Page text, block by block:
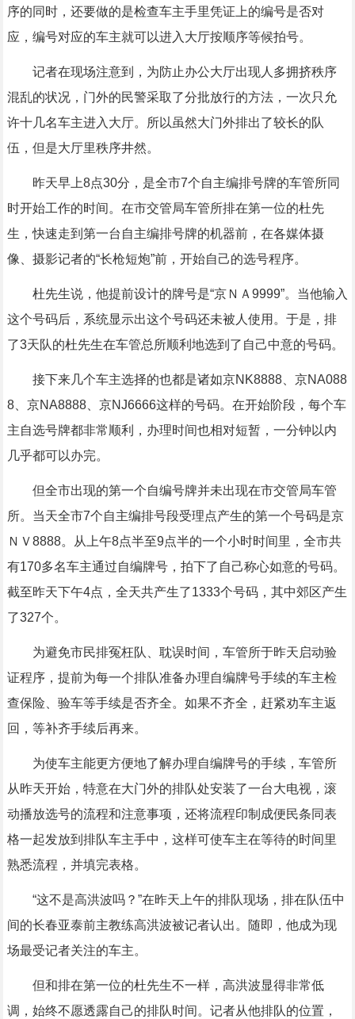
序的同时，还要做的是检查车主手里凭证上的编号是否对
应，编号对应的车主就可以进入大厅按顺序等候拍号。
记者在现场注意到，为防止办公大厅出现人多拥挤秩序
混乱的状况，门外的民警采取了分批放行的方法，一次只允
许十几名车主进入大厅。所以虽然大门外排出了较长的队
伍，但是大厅里秩序井然。
昨天早上8点30分，是全市7个自主编排号牌的车管所同
时开始工作的时间。在市交管局车管所排在第一位的杜先
生，快速走到第一台自主编排号牌的机器前，在各媒体摄
像、摄影记者的“长枪短炮”前，开始自己的选号程序。
杜先生说，他提前设计的牌号是“京ＮＡ9999”。当他输入
这个号码后，系统显示出这个号码还未被人使用。于是，排
了3天队的杜先生在车管总所顺利地选到了自己中意的号码。
接下来几个车主选择的也都是诸如京NK8888、京NA088
8、京NA8888、京NJ6666这样的号码。在开始阶段，每个车
主自选号牌都非常顺利，办理时间也相对短暂，一分钟以内
几乎都可以办完。
但全市出现的第一个自编号牌并未出现在市交管局车管
所。当天全市7个自主编排号段受理点产生的第一个号码是京
ＮＶ8888。从上午8点半至9点半的一个小时时间里，全市共
有170多名车主通过自编牌号，拍下了自己称心如意的号码。
截至昨天下午4点，全天共产生了1333个号码，其中郊区产生
了327个。
为避免市民排冤枉队、耽误时间，车管所于昨天启动验
证程序，提前为每一个排队准备办理自编牌号手续的车主检
查保险、验车等手续是否齐全。如果不齐全，赶紧劝车主返
回，等补齐手续后再来。
为使车主能更方便地了解办理自编牌号的手续，车管所
从昨天开始，特意在大门外的排队处安装了一台大电视，滚
动播放选号的流程和注意事项，还将流程印制成便民条同表
格一起发放到排队车主手中，这样可使车主在等待的时间里
熟悉流程，并填完表格。
“这不是高洪波吗？”在昨天上午的排队现场，排在队伍中
间的长春亚泰前主教练高洪波被记者认出。随即，他成为现
场最受记者关注的车主。
但和排在第一位的杜先生不一样，高洪波显得非常低
调，始终不愿透露自己的排队时间。记者从他排队的位置，